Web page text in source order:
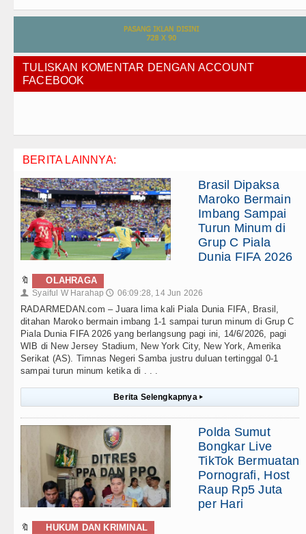
TULISKAN KOMENTAR DENGAN ACCOUNT
FACEBOOK
BERITA LAINNYA:
Brasil Dipaksa
Maroko Bermain
Imbang Sampai
Turun Minum di
Grup C Piala
Dunia FIFA 2026
🔖 OLAHRAGA
👤 Syaiful W Harahap 🕔 06:09:28, 14 Jun 2026
RADARMEDAN.com – Juara lima kali Piala Dunia FIFA, Brasil,
ditahan Maroko bermain imbang 1-1 sampai turun minum di Grup C
Piala Dunia FIFA 2026 yang berlangsung pagi ini, 14/6/2026, pagi
WIB di New Jersey Stadium, New York City, New York, Amerika
Serikat (AS). Timnas Negeri Samba justru duluan tertinggal 0-1
sampai turun minum ketika di . . .
Berita Selengkapnya ▸
Polda Sumut
Bongkar Live
TikTok Bermuatan
Pornografi, Host
Raup Rp5 Juta
per Hari
🔖 HUKUM DAN KRIMINAL